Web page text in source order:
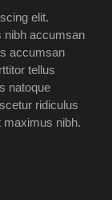
elit.
nibh accumsan
accumsan
tellus
natoque
ridiculus
maximus nibh.